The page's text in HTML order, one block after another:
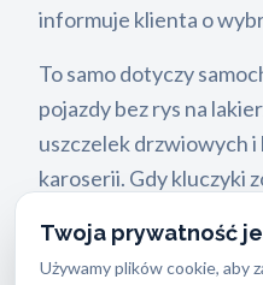
Twoja prywatność
Używamy plików cookie, aby
informuje klienta o
To samo dotyczy
pojazdy bez rys na
uszczelek drzwiowych i
karoserii. Gdy kluczyki
sprawnie i